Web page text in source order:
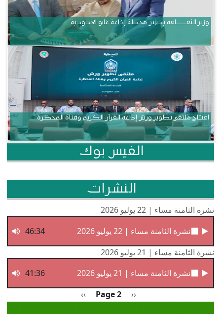
وزير الثقــــــــــافة يدشن محطة إذاعة غابو الحدودية
افتتاح ملتقى تطوير ورش إذاعة القرآن الكريم وقناة المحظرة
الفيس بوك
النشرات
نشرة الثامنة مساء | 22 يوليو 2026
نشرة الثامنة مساء | 22 يوليو 2026
46:34
نشرة الثامنة مساء | 21 يوليو 2026
نشرة الثامنة مساء | 21 يوليو 2026
41:36
Previous page
‹‹
Page 2 الصفحة التالية
››